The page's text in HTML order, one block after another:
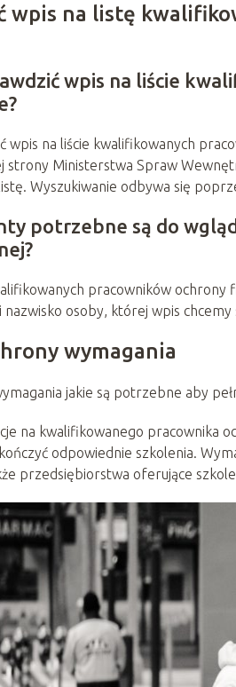
wpis na listę
wpis na liście
wpis na liście kwalifikowanych
strony Ministerstwa Spraw
Wyszukiwanie odbywa się
potrzebne są do
pracowników ochrony
nazwisko osoby, której wpis chcemy
wymagania
jakie są potrzebne aby
na kwalifikowanego pracownika
odpowiednie szkolenia.
przedsiębiorstwa oferujące